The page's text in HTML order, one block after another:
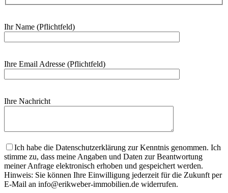
Ihr Name (Pflichtfeld)
Ihre Email Adresse (Pflichtfeld)
Ihre Nachricht
Bitte lasse dieses Feld leer.
Ich habe die Datenschutzerklärung zur Kenntnis genommen. Ich
stimme zu, dass meine Angaben und Daten zur Beantwortung
meiner Anfrage elektronisch erhoben und gespeichert werden.
Hinweis: Sie können Ihre Einwilligung jederzeit für die Zukunft per
E-Mail an info@erikweber-immobilien.de widerrufen.